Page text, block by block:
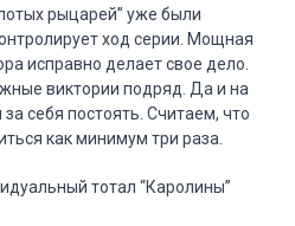
рыцарей” уже были
ход серии. Мощная
исправно делает свое дело.
виктории подряд. Да и на
себя постоять. Считаем, что
как минимум три раза.
тотал “Каролины”